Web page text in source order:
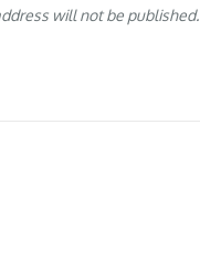
will not be published.